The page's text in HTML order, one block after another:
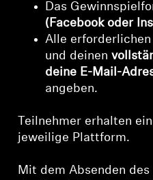
Das
(Facebook oder
Alle
und deinen
deine E-Mail-
angeben.
Teilnehmer erhalten
jeweilige Plattform.
Mit dem Absenden